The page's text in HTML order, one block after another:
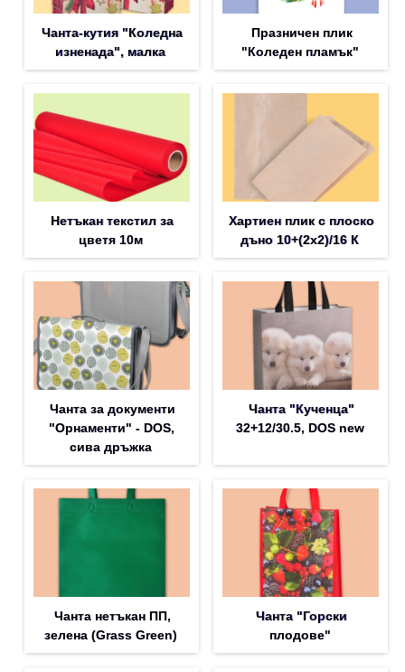
Чанта-кутия "Коледна
изненада", малка
Празничен плик
"Коледен пламък"
Нетъкан текстил за
цветя 10м
Хартиен плик с плоско
дъно 10+(2х2)/16 К
Чанта за документи
"Орнаменти" - DOS,
сива дръжка
Чанта "Кученца"
32+12/30.5, DOS new
Чанта нетъкан ПП,
зелена (Grass Green)
Чанта "Горски
плодове"